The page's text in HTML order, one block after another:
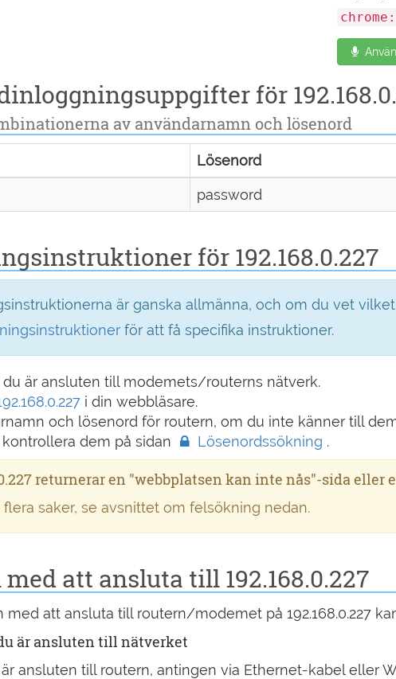
för
av användarnamn och lösenord
Lösenord
password
för 192.168.0.227
är ganska allmänna, och om du vet
för att få specifika instruktioner.
är ansluten till modemets/routerns nätverk.
i din webbläsare.
och lösenord för routern, om du inte känner till
dem på sidan
Lösenordssökning .
returnerar en "webbplatsen kan inte nås"-sida eller
saker, se avsnittet om felsökning nedan.
att ansluta till 192.168.0.227
med att ansluta till routern/modemet på 192.168.0.227
är ansluten till nätverket
ansluten till routern, antingen via Ethernet-kabel eller